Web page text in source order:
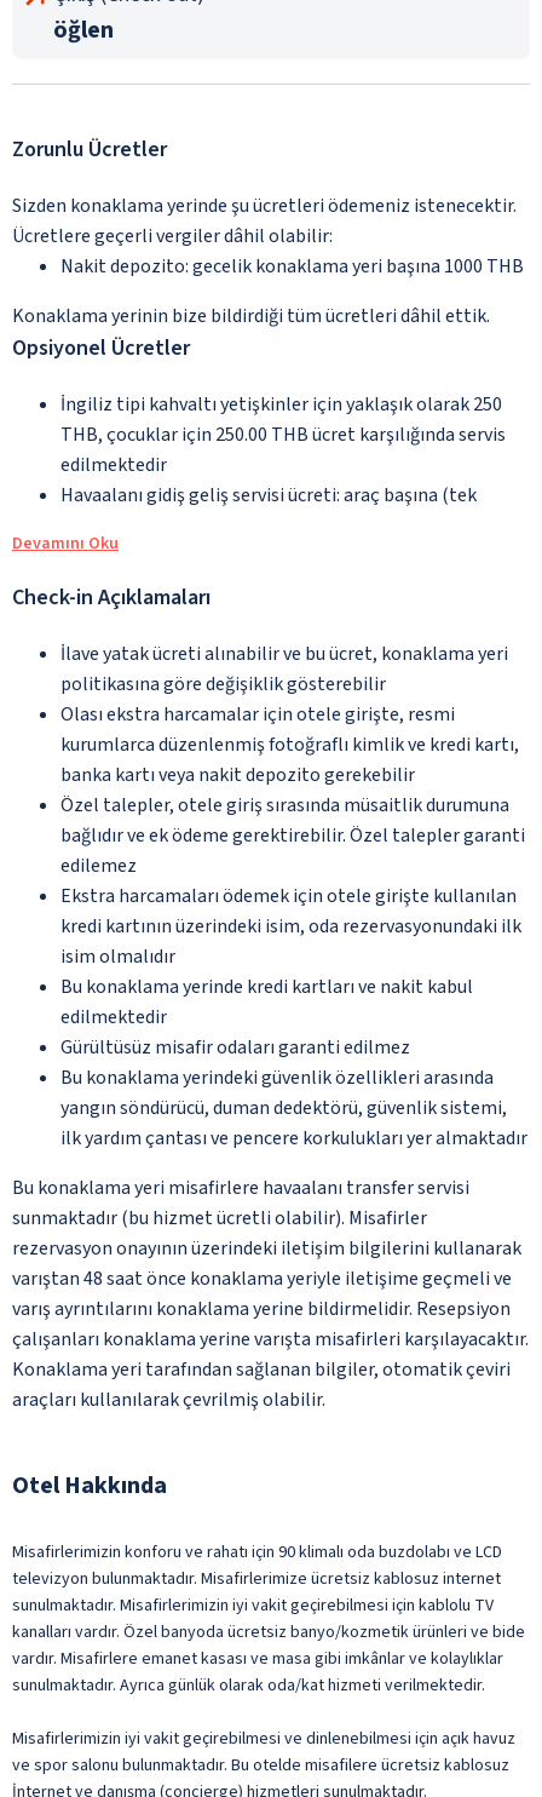
öğlen
Zorunlu Ücretler
Sizden konaklama yerinde şu ücretleri ödemeniz istenecektir.
Ücretlere geçerli vergiler dâhil olabilir:
Nakit depozito: gecelik konaklama yeri başına 1000 THB
Konaklama yerinin bize bildirdiği tüm ücretleri dâhil ettik.
Opsiyonel Ücretler
İngiliz tipi kahvaltı yetişkinler için yaklaşık olarak 250
THB, çocuklar için 250.00 THB ücret karşılığında servis
edilmektedir
Havaalanı gidiş geliş servisi ücreti: araç başına (tek
Devamını Oku
Check-in Açıklamaları
İlave yatak ücreti alınabilir ve bu ücret, konaklama yeri
politikasına göre değişiklik gösterebilir
Olası ekstra harcamalar için otele girişte, resmi
kurumlarca düzenlenmiş fotoğraflı kimlik ve kredi kartı,
banka kartı veya nakit depozito gerekebilir
Özel talepler, otele giriş sırasında müsaitlik durumuna
bağlıdır ve ek ödeme gerektirebilir. Özel talepler garanti
edilemez
Ekstra harcamaları ödemek için otele girişte kullanılan
kredi kartının üzerindeki isim, oda rezervasyonundaki ilk
isim olmalıdır
Bu konaklama yerinde kredi kartları ve nakit kabul
edilmektedir
Gürültüsüz misafir odaları garanti edilmez
Bu konaklama yerindeki güvenlik özellikleri arasında
yangın söndürücü, duman dedektörü, güvenlik sistemi,
ilk yardım çantası ve pencere korkulukları yer almaktadır
Bu konaklama yeri misafirlere havaalanı transfer servisi
sunmaktadır (bu hizmet ücretli olabilir). Misafirler
rezervasyon onayının üzerindeki iletişim bilgilerini kullanarak
varıştan 48 saat önce konaklama yeriyle iletişime geçmeli ve
varış ayrıntılarını konaklama yerine bildirmelidir. Resepsiyon
çalışanları konaklama yerine varışta misafirleri karşılayacaktır.
Konaklama yeri tarafından sağlanan bilgiler, otomatik çeviri
araçları kullanılarak çevrilmiş olabilir.
Otel Hakkında
Misafirlerimizin konforu ve rahatı için 90 klimalı oda buzdolabı ve LCD
televizyon bulunmaktadır. Misafirlerimize ücretsiz kablosuz internet
sunulmaktadır. Misafirlerimizin iyi vakit geçirebilmesi için kablolu TV
kanalları vardır. Özel banyoda ücretsiz banyo/kozmetik ürünleri ve bide
vardır. Misafirlere emanet kasası ve masa gibi imkânlar ve kolaylıklar
sunulmaktadır. Ayrıca günlük olarak oda/kat hizmeti verilmektedir.
Misafirlerimizin iyi vakit geçirebilmesi ve dinlenebilmesi için açık havuz
ve spor salonu bulunmaktadır. Bu otelde misafilere ücretsiz kablosuz
İnternet ve danışma (concierge) hizmetleri sunulmaktadır.